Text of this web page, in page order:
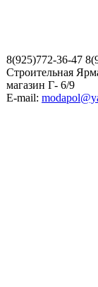
8(925)772-36-47
Строительная
магазин Г- 6/9
E-mail: